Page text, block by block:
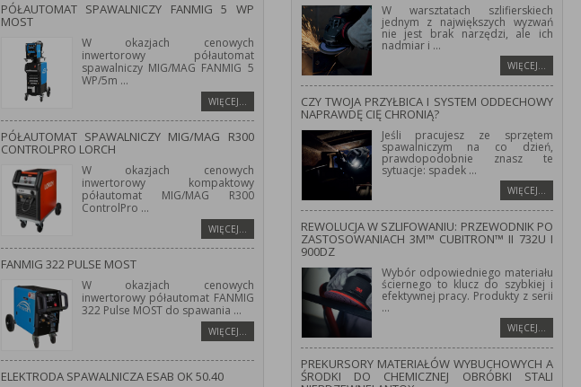
PÓŁAUTOMAT SPAWALNICZY FANMIG 5 WP
MOST
W okazjach cenowych
inwertorowy półautomat
spawalniczy MIG/MAG FANMIG 5
WP/5m ...
WIĘCEJ…
PÓŁAUTOMAT SPAWALNICZY MIG/MAG R300
CONTROLPRO LORCH
W okazjach cenowych
inwertorowy kompaktowy
półautomat MIG/MAG R300
ControlPro ...
WIĘCEJ…
FANMIG 322 PULSE MOST
W okazjach cenowych
inwertorowy półautomat FANMIG
322 Pulse MOST do spawania ...
WIĘCEJ…
ELEKTRODA SPAWALNICZA ESAB OK 50.40
W warsztatach szlifierskiech
jednym z największych wyzwań
nie jest brak narzędzi, ale ich
nadmiar i ...
WIĘCEJ…
CZY TWOJA PRZYŁBICA I SYSTEM ODDECHOWY
NAPRAWDĘ CIĘ CHRONIĄ?
Jeśli pracujesz ze sprzętem
spawalniczym na co dzień,
prawdopodobnie znasz te
sytuacje: spadek...
WIĘCEJ…
REWOLUCJA W SZLIFOWANIU: PRZEWODNIK PO
ZASTOSOWANIACH 3M™ CUBITRON™ II 732U I
900DZ
Wybór odpowiedniego materiału
ściernego to klucz do szybkiej i
efektywnej pracy. Produkty z serii
...
WIĘCEJ…
PREKURSORY MATERIAŁÓW WYBUCHOWYCH A
ŚRODKI DO CHEMICZNEJ OBRÓBKI STALI